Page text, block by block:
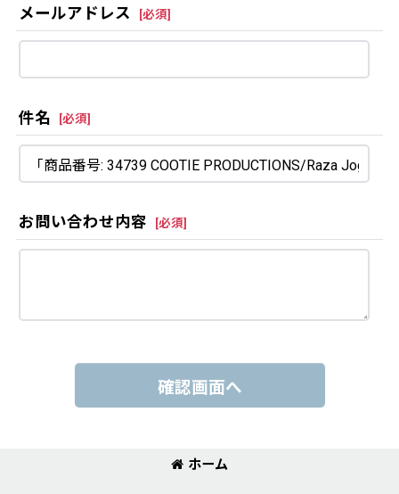
メールアドレス [必須]
件名 [必須]
お問い合わせ内容 [必須]
確認画面へ
ホーム